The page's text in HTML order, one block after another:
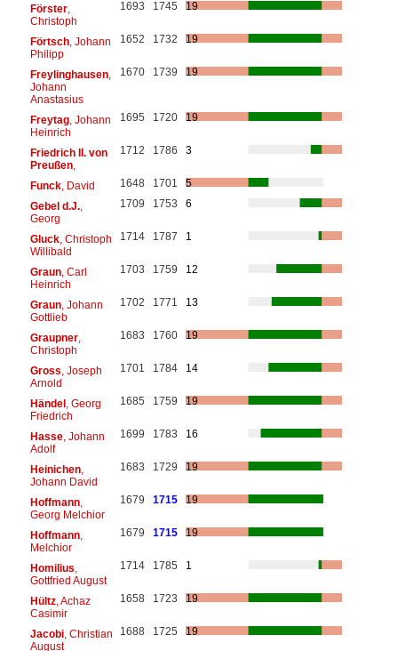
Förster,
Christoph
1693 1745 19
Förtsch, Johann
Philipp
1652 1732 19
Freylinghausen,
Johann
Anastasius
1670 1739 19
Freytag, Johann
Heinrich
1695 1720 19
Friedrich II. von
Preußen,
1712 1786 3
Funck, David 1648 1701
5
Gebel d.J.,
Georg
1709 1753 6
Gluck, Christoph
Willibald
1714 1787 1
Graun, Carl
Heinrich
1703 1759 12
Graun, Johann
Gottlieb
1702 1771 13
Graupner,
Christoph
1683 1760 19
Gross , Joseph
Arnold
1701 1784 14
Händel, Georg
Friedrich
1685 1759 19
Hasse, Johann
Adolf
1699 1783 16
Heinichen,
Johann David
1683 1729 19
Hoffmann,
Georg Melchior
1679 1715 19
Hoffmann,
Melchior
1679 1715 19
Homilius
Gottfried August
1714 1785 1
Hültz, Achaz
Casimir
1658 1723 19
Jacobi, Christian
August
1688 1725 19